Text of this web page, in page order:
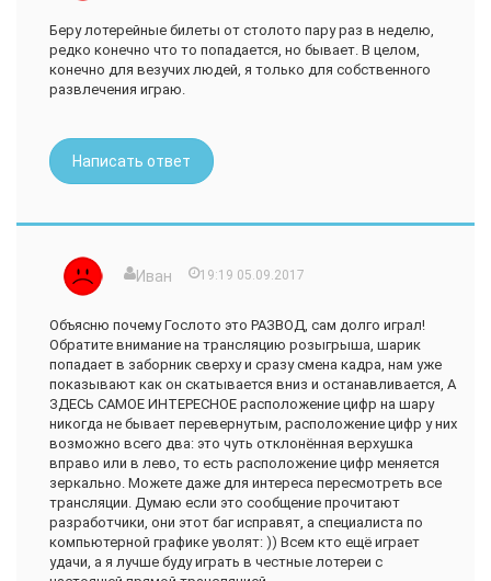
Беру лотерейные билеты от столото пару раз в неделю,
редко конечно что то попадается, но бывает. В целом,
конечно для везучих людей, я только для собственного
развлечения играю.
Написать ответ
Иван 19:19 05.09.2017
Объясню почему Гослото это РАЗВОД, сам долго играл!
Обратите внимание на трансляцию розыгрыша, шарик
попадает в заборник сверху и сразу смена кадра, нам уже
показывают как он скатывается вниз и останавливается, А
ЗДЕСЬ САМОЕ ИНТЕРЕСНОЕ расположение цифр на шару
никогда не бывает перевернутым, расположение цифр у них
возможно всего два: это чуть отклонённая верхушка
вправо или в лево, то есть расположение цифр меняется
зеркально. Можете даже для интереса пересмотреть все
трансляции. Думаю если это сообщение прочитают
разработчики, они этот баг исправят, а специалиста по
компьютерной графике уволят: )) Всем кто ещё играет
удачи, а я лучше буду играть в честные лотереи с